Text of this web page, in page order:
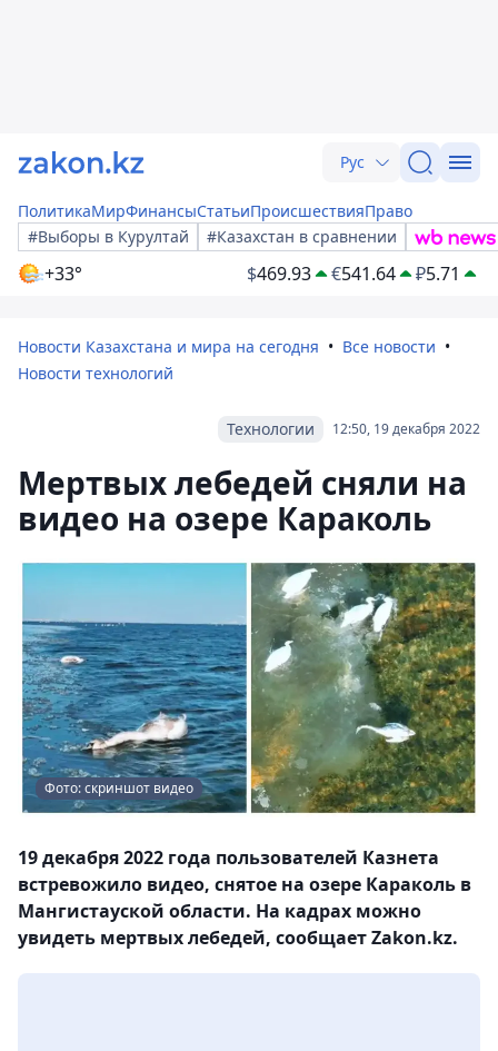
Рус
ПолитикаМирФинансыСтатьиПроисшествияПраво
#Выборы в Курултай
#Казахстан в сравнении
+33° $469.93 €541.64 ₽5.71
Новости Казахстана и мира на сегодня
Все новости
Новости технологий
12:50, 19 декабря 2022
Технологии
Мертвых лебедей сняли на
видео на озере Караколь
Фото: скриншот видео
19 декабря 2022 года пользователей Казнета
встревожило видео, снятое на озере Караколь в
Мангистауской области. На кадрах можно
увидеть мертвых лебедей, сообщает Zakon.kz.